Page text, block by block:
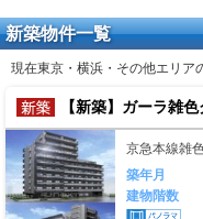
新築物件一覧
現在東京・横浜・その他エリア
【新築】ガーラ雑
京急本線雑
築年月
建物階数